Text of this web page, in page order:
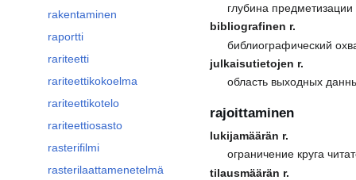
rakentaminen
raportti
rariteetti
rariteettikokoelma
rariteettikotelo
rariteettiosasto
rasterifilmi
rasterilaattamenetelmä
глубина предметизации
bibliografinen r.
библиографический
julkaisutietojen r.
область выходных
rajoittaminen
lukijamäärän r.
ограничение круга
tilausmäärän r.